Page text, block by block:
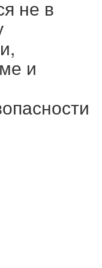
не в
и